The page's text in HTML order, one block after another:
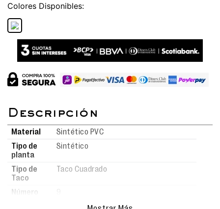
Colores
Material
Sintético PVC
Tipo de
planta
Sintético
Tipo de
Taco
Taco Cuadrado
Número